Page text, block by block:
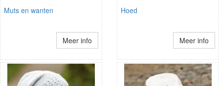
Muts en wanten
Meer info
Hoed
Meer info